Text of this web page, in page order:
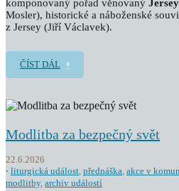
komponovaný pořad věnovaný Jersey
Mosler), historické a náboženské
z Jersey (Jiří Václavek).
ČÍST DÁL
Modlitba za bezpečný svět
22.6.2026
liturgická událost, přednáška, akce v
modlitby, archiv událostí